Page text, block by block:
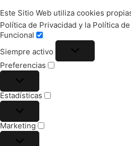
Este Sitio Web utiliza cookies
Política de Privacidad y la Política
Funcional
Siempre activo
Preferencias
Estadísticas
Marketing